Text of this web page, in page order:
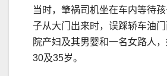
当时，肇祸司机坐在车内等待
子从大门出来时，误踩轿车油
院产妇及其男婴和一名女路人
30及35岁。